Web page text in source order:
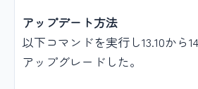
アップデート方法
以下コマンドを実行し13.10から
アップグレードした。